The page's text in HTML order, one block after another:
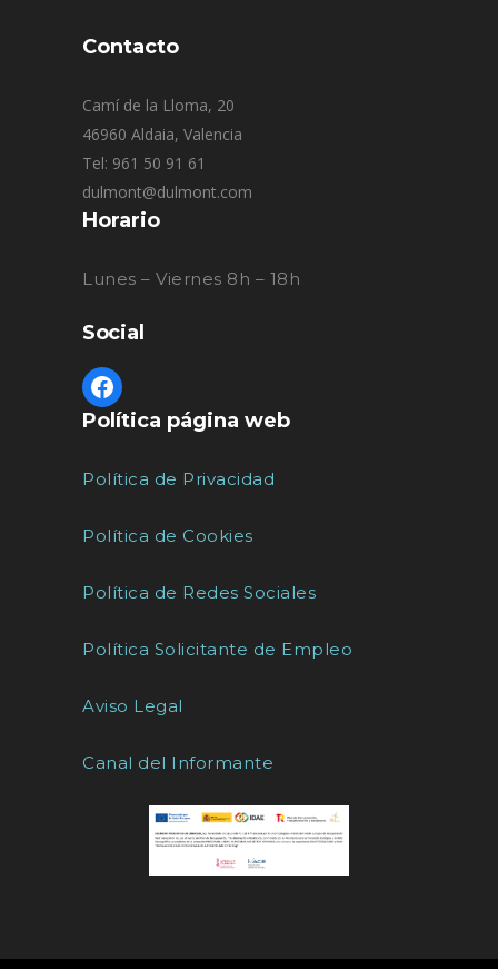
Contacto
Camí de la Lloma, 20
46960 Aldaia, Valencia
Tel: 961 50 91 61
dulmont@dulmont.com
Horario
Lunes – Viernes 8h – 18h
Social
Política página web
Política de Privacidad
Política de Cookies
Política de Redes Sociales
Política Solicitante de Empleo
Aviso Legal
Canal del Informante